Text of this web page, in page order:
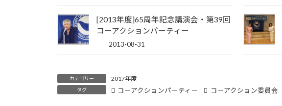
[2013年度]65周年記念講演会・第39回
コーアクションパーティー
2013-08-31
カテゴリー 2017年度
タグ コーアクションパーティー コーアクション委員会